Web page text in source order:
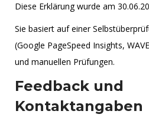
Diese Erklärung wurde am
Sie basiert auf einer
(Google PageSpeed Insights,
und manuellen Prüfungen.
Feedback und
Kontaktangaben